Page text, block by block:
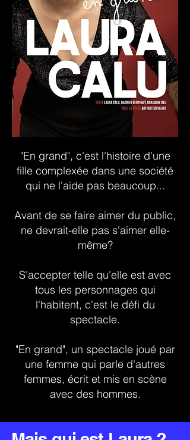
"En grand", c'est l'histoire d'une
fille complexée dans une société
qui ne l'aide pas beaucoup...
Avant de se faire aimer du public,
ne devrait-elle pas s'aimer elle-
même?
S'accepter telle qu'elle est avec
tous les personnages qui
l'habitent, c'est le défi du
spectacle.
"En grand", un spectacle joué par
une femme qui parle d'autres
femmes, écrit et mis en scène
avec des hommes.